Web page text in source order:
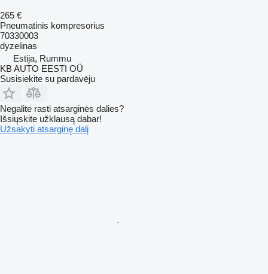
265 €
Pneumatinis kompresorius
70330003
dyzelinas
Estija, Rummu
KB AUTO EESTI OÜ
Susisiekite su pardavėju
Negalite rasti atsarginės dalies?
Išsiųskite užklausą dabar!
Užsakyti atsarginę dalį